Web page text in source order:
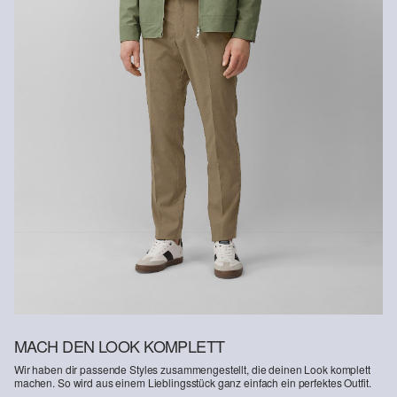
Recycelte Faser
Um einen Beitrag zum Kreislaufprinzip in der Textilproduktion zu
leisten, setzen wir vermehrt recyceltes Fasermaterial in unseren
Enthält recyceltes Polyester: Dieses Produkt enthält recyceltes
Polyester, hergestellt aus recyceltem Kunststoff wie PET-Flaschen
oder recycelten Fasern, die aus gebrauchter Kleidung gewonnen
MACH DEN LOOK KOMPLETT
Wir haben dir passende Styles zusammengestellt, die deinen Look komplett
machen. So wird aus einem Lieblingsstück ganz einfach ein perfektes Outfit.